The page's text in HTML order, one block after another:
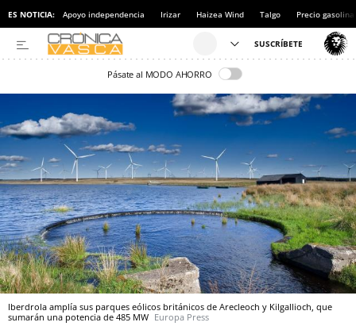
ES NOTICIA: Apoyo independencia Irizar Haizea Wind Talgo Precio gasolina
Pásate al MODO AHORRO
Iberdrola amplía sus parques eólicos británicos de Arecleoch y Kilgallioch, que
sumarán una potencia de 485 MW Europa Press